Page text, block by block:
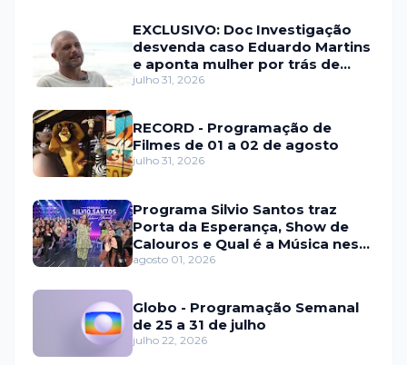
EXCLUSIVO: Doc Investigação
desvenda caso Eduardo Martins
e aponta mulher por trás de
fraude internacional
julho 31, 2026
RECORD - Programação de
Filmes de 01 a 02 de agosto
julho 31, 2026
Programa Silvio Santos traz
Porta da Esperança, Show de
Calouros e Qual é a Música neste
domingo (2)
agosto 01, 2026
Globo - Programação Semanal
de 25 a 31 de julho
julho 22, 2026